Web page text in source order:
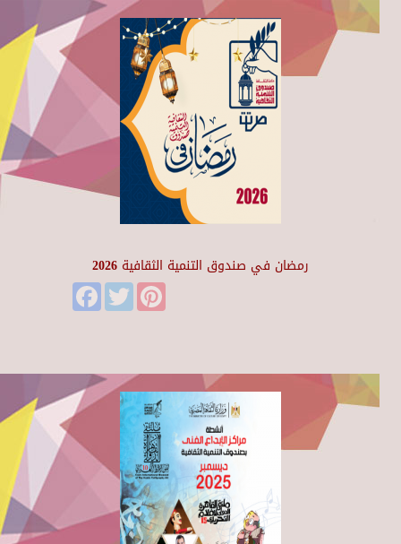
رمضان في صندوق التنمية الثقافية 2026
FacebookTwitter